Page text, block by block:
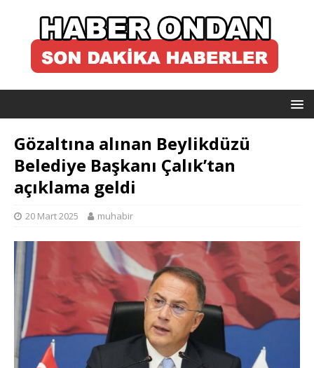
Gözaltına alınan Beylikdüzü
Belediye Başkanı Çalık’tan
açıklama geldi
20 Mart 2025 muhabir